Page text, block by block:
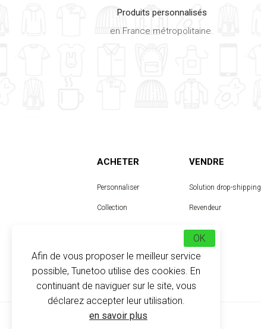
Produits personnalisés
en France métropolitaine.
ACHETER
Personnaliser
Collection
VENDRE
Solution drop-shipping
Revendeur
Designer
Afin de vous proposer le meilleur service
possible, Tunetoo utilise des cookies. En
continuant de naviguer sur le site, vous
déclarez accepter leur utilisation.
en savoir plus
OK